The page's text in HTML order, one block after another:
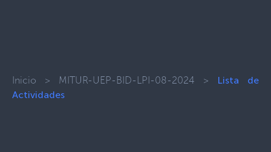
Inicio > MITUR-UEP-BID-LPI-08-2024 >
Lista de
Actividades